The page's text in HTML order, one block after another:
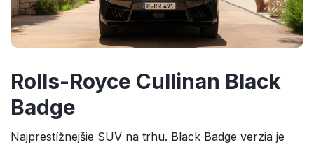
Rolls-Royce Cullinan Black
Badge
Najprestížnejšie SUV na trhu. Black Badge verzia je